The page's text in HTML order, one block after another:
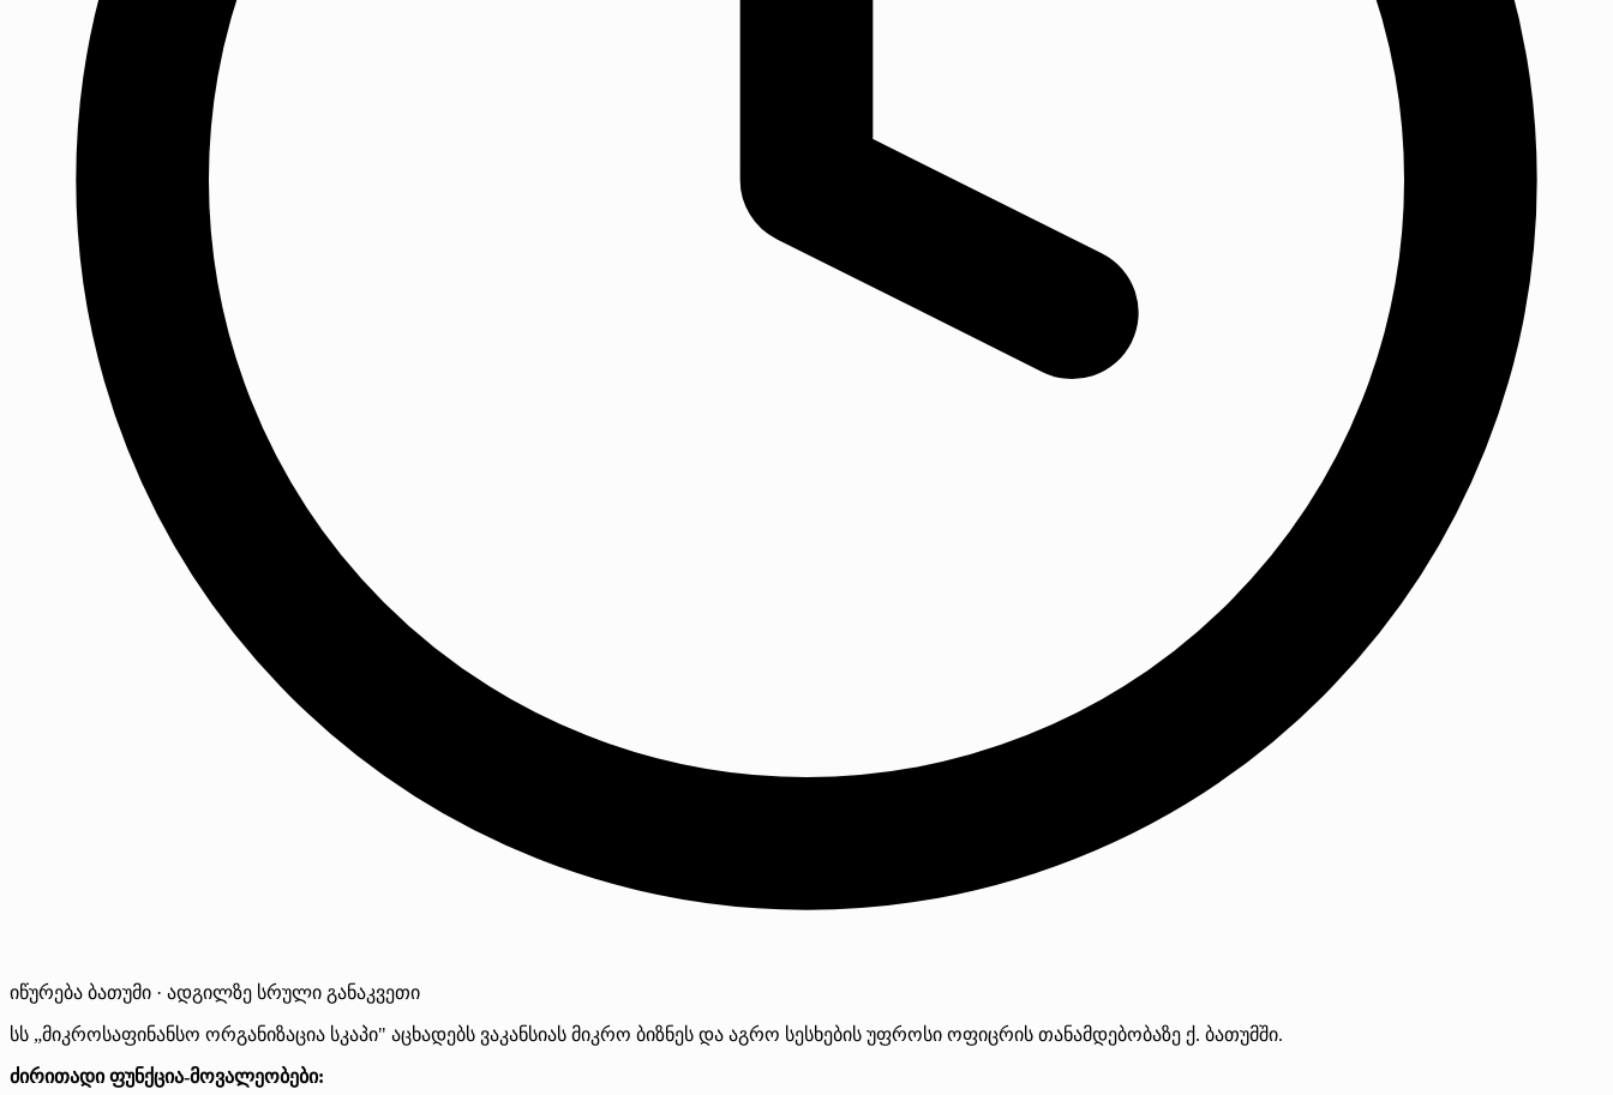
იწურება ბათუმი · ადგილზე სრული განაკვეთი
სს „მიკროსაფინანსო ორგანიზაცია სკაპი" აცხადებს ვაკანსიას მიკრო ბიზნეს და აგრო სესხების უფროსი ოფიცრის თანამდებობაზე ქ. ბათუმში.
ძირითადი ფუნქცია-მოვალეობები: